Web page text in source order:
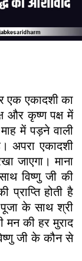
एक एकादशी का
और कृष्ण पक्ष में
में पड़ने वाली
अपरा एकादशी
जाएगा। माना
विष्णु जी की
होती है
के साथ श्री
मन की हर मुराद
जी के कौन से